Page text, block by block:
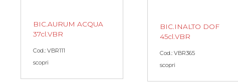
BIC.AURUM ACQUA
37cl.VBR
Cod.: VBR111
scopri
BIC.INALTO DOF
45cl.VBR
Cod.: VBR365
scopri